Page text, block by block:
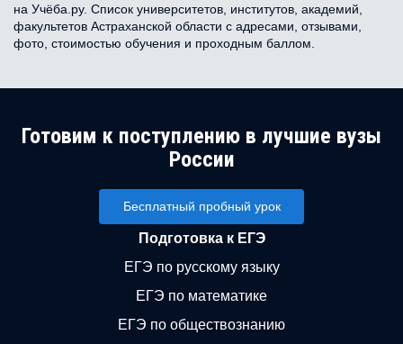
на Учёба.ру. Список университетов, институтов, академий,
факультетов Астраханской области с адресами, отзывами,
фото, стоимостью обучения и проходным баллом.
Готовим к поступлению в лучшие вузы
России
Бесплатный пробный урок
Подготовка к ЕГЭ
ЕГЭ по русскому языку
ЕГЭ по математике
ЕГЭ по обществознанию